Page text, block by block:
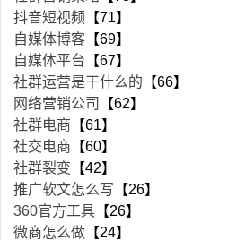
抖音短视频 【71】
自媒体博客 【69】
自媒体平台 【67】
社群运营是干什么的 【66】
网络营销公司
【62】
社群电商 【61】
社交电商 【60】
社群裂变 【42】
推广软文怎么写 【26】
360官方工具 【26】
微商怎么做 【24】